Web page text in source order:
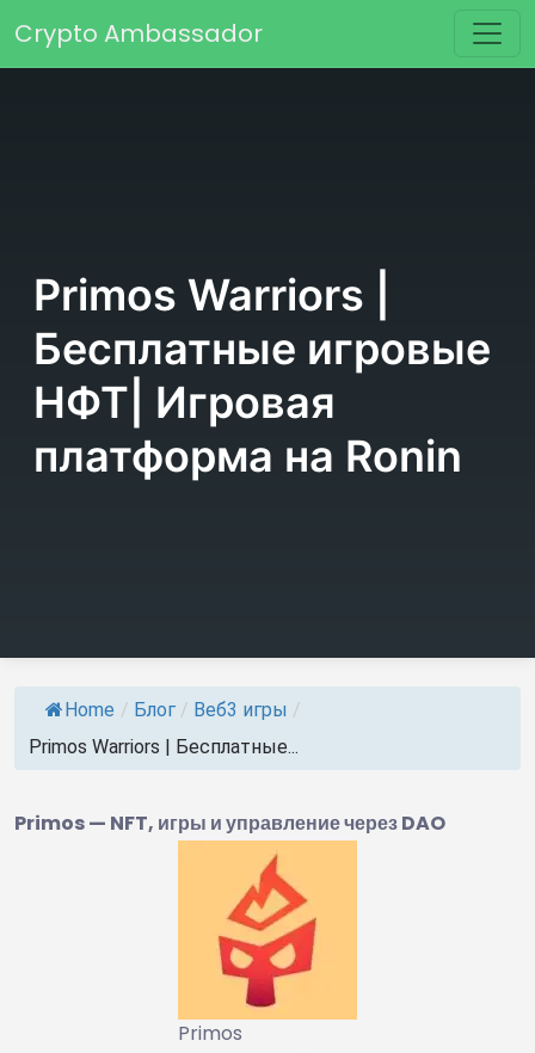
Основная навигация
Crypto Ambassador
Primos Warriors |
Бесплатные игровые
НФТ| Игровая
платформа на Ronin
Home / Блог / Веб3 игры /
Primos Warriors | Бесплатные...
Primos — NFT, игры и управление через DAO
Primos